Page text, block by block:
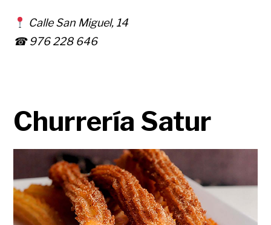
Calle San Miguel, 14
☎ 976 228 646
Churrería Satur